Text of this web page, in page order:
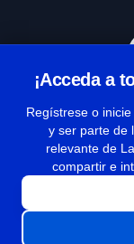
¡Acceda a
Regístrese o
y ser parte de
relevante de
compartir e
| Todos